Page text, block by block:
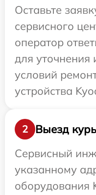
Оставьте
сервисного
оператор
для
условий
устройства
2
Выезд
Сервисный
указанному
оборудования